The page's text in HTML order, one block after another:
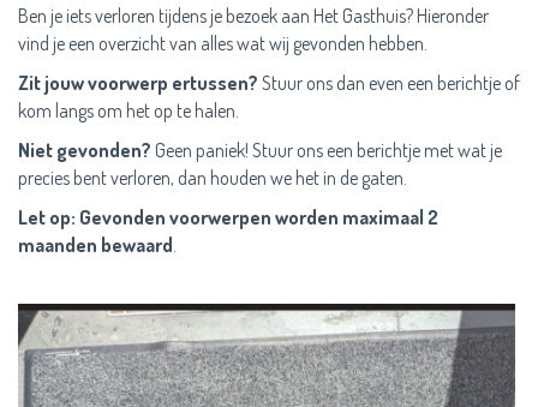
Ben je iets verloren tijdens je bezoek aan Het Gasthuis? Hieronder
vind je een overzicht van alles wat wij gevonden hebben.
Zit jouw voorwerp ertussen?Stuur ons dan even een berichtje of
kom langs om het op te halen.
Niet gevonden? Geen paniek! Stuur ons een berichtje met wat je
precies bent verloren, dan houden we het in de gaten.
Let op: Gevonden voorwerpen worden maximaal 2
maanden bewaard